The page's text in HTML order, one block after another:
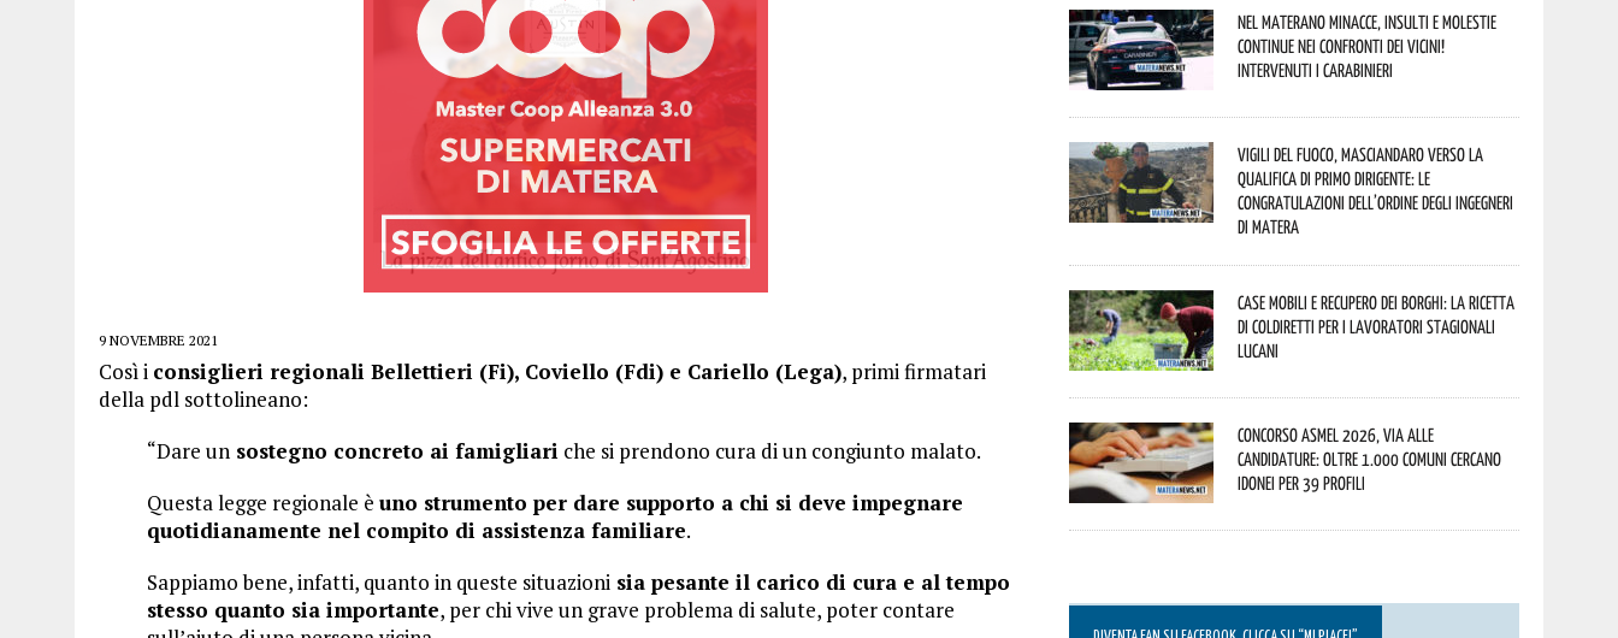
9 NOVEMBRE 2021
Così i consiglieri regionali Bellettieri (Fi), Coviello (Fdi) e Cariello (Lega), primi firmatari
della pdl sottolineano:
“Dare un sostegno concreto ai famigliari che si prendono cura di un congiunto malato.
Questa legge regionale è uno strumento per dare supporto a chi si deve impegnare
quotidianamente nel compito di assistenza familiare.
Sappiamo bene, infatti, quanto in queste situazioni sia pesante il carico di cura e al tempo
stesso quanto sia importante, per chi vive un grave problema di salute, poter contare
Nel materano minacce, insulti e molestie
continue nei confronti dei vicini!
Intervenuti i Carabinieri
Vigili del Fuoco, Masciandaro verso la
qualifica di Primo Dirigente: le
congratulazioni dell’Ordine degli Ingegneri
di Matera
Case mobili e recupero dei borghi: la ricetta
di Coldiretti per i lavoratori stagionali
lucani
Concorso Asmel 2026, via alle
candidature: oltre 1.000 Comuni cercano
idonei per 39 profili